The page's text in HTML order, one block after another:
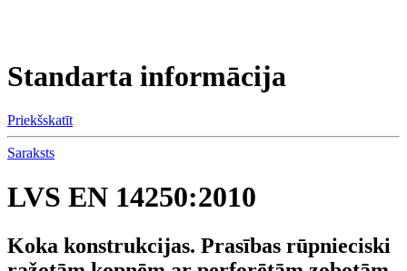
Standarta informācija
Priekšskatīt
Saraksts
LVS EN 14250:2010
Koka konstrukcijas. Prasības rūpnieciski